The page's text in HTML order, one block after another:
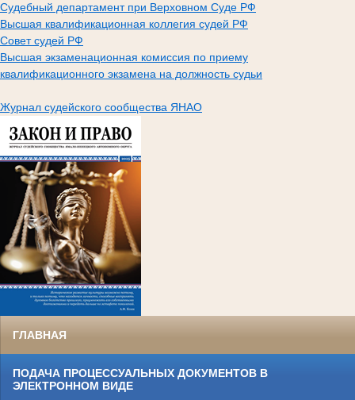
Судебный департамент при Верховном Суде РФ
Высшая квалификационная коллегия судей РФ
Совет судей РФ
Высшая экзаменационная комиссия по приему
квалификационного экзамена на должность судьи
Журнал судейского сообщества ЯНАО
ГЛАВНАЯ
ПОДАЧА ПРОЦЕССУАЛЬНЫХ ДОКУМЕНТОВ В
ЭЛЕКТРОННОМ ВИДЕ